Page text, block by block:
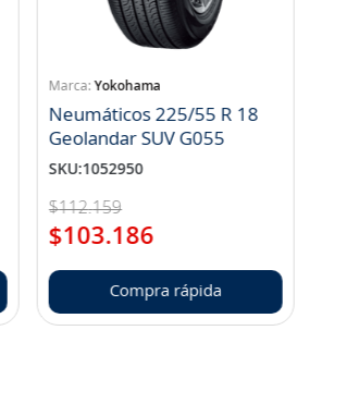
Yokohama
Neumáticos 225/55 R 18
Geolandar SUV G055
SKU:1052950
$112.159
$103.186
Compra rápida